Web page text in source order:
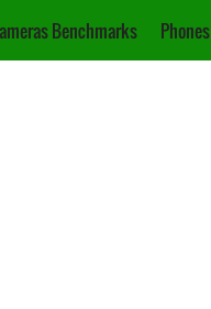
Benchmarks Phones